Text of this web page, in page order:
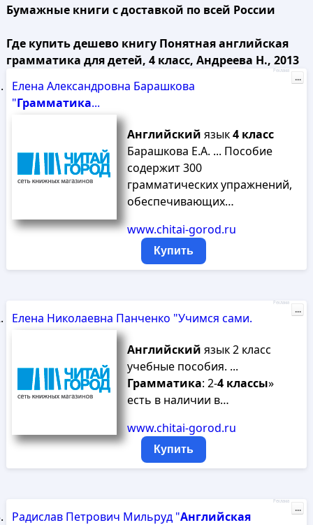
Бумажные книги с доставкой по всей России
Где купить дешево книгу Понятная английская
грамматика для детей, 4 класс, Андреева Н., 2013
Елена Александровна Барашкова
"Грамматика...
Английский язык4 класс
Барашкова Е.А. ... Пособие
содержит 300
грамматических упражнений,
обеспечивающих…
www.chitai-gorod.ru
Купить
Реклама
...
Елена Николаевна Панченко "Учимся сами.
Английский язык 2 класс
учебные пособия. ...
Грамматика: 2-4 классы»
есть в наличии в…
www.chitai-gorod.ru
Купить
Реклама
...
Радислав Петрович Мильруд "Английская
Реклама
...